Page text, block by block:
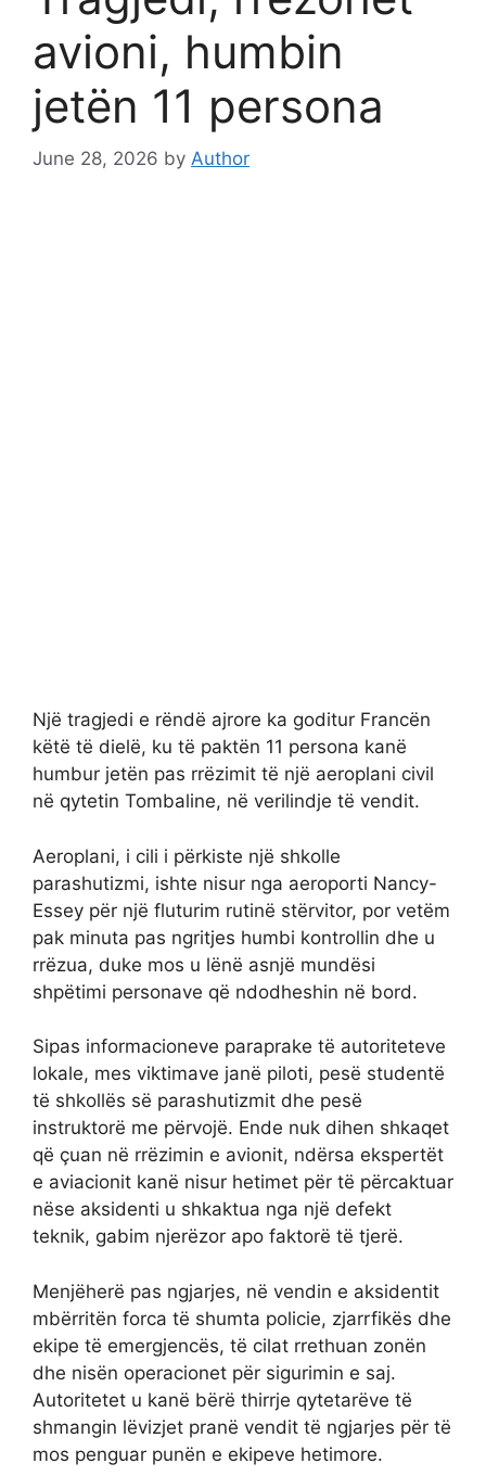
avioni, humbin
jetën 11 persona
June 28, 2026 by Author
Një tragjedi e rëndë ajrore ka goditur Francën
këtë të dielë, ku të paktën 11 persona kanë
humbur jetën pas rrëzimit të një aeroplani civil
në qytetin Tombaline, në verilindje të vendit.
Aeroplani, i cili i përkiste një shkolle
parashutizmi, ishte nisur nga aeroporti Nancy-
Essey për një fluturim rutinë stërvitor, por vetëm
pak minuta pas ngritjes humbi kontrollin dhe u
rrëzua, duke mos u lënë asnjë mundësi
shpëtimi personave që ndodheshin në bord.
Sipas informacioneve paraprake të autoriteteve
lokale, mes viktimave janë piloti, pesë studentë
të shkollës së parashutizmit dhe pesë
instruktorë me përvojë. Ende nuk dihen shkaqet
që çuan në rrëzimin e avionit, ndërsa ekspertët
e aviacionit kanë nisur hetimet për të përcaktuar
nëse aksidenti u shkaktua nga një defekt
teknik, gabim njerëzor apo faktorë të tjerë.
Menjëherë pas ngjarjes, në vendin e aksidentit
mbërritën forca të shumta policie, zjarrfikës dhe
ekipe të emergjencës, të cilat rrethuan zonën
dhe nisën operacionet për sigurimin e saj.
Autoritetet u kanë bërë thirrje qytetarëve të
shmangin lëvizjet pranë vendit të ngjarjes për të
mos penguar punën e ekipeve hetimore.